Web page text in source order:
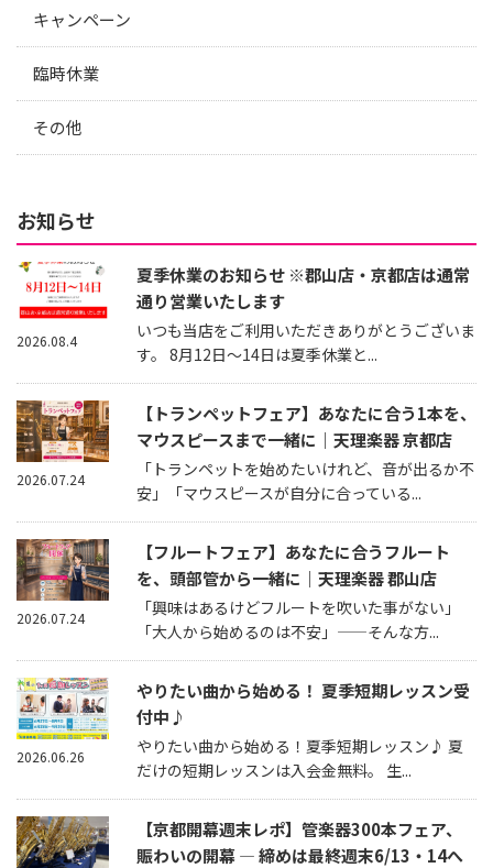
キャンペーン
臨時休業
その他
お知らせ
夏季休業のお知らせ ※郡山店・京都店は通常
通り営業いたします
いつも当店をご利用いただきありがとうございま
す。 8月12日～14日は夏季休業と...
2026.08.4
【トランペットフェア】あなたに合う1本を、
マウスピースまで一緒に｜天理楽器 京都店
「トランペットを始めたいけれど、音が出るか不
安」「マウスピースが自分に合っている...
2026.07.24
【フルートフェア】あなたに合うフルート
を、頭部管から一緒に｜天理楽器 郡山店
「興味はあるけどフルートを吹いた事がない」
「大人から始めるのは不安」——そんな方...
2026.07.24
やりたい曲から始める！ 夏季短期レッスン受
付中♪
やりたい曲から始める！夏季短期レッスン♪ 夏
だけの短期レッスンは入会金無料。 生...
2026.06.26
【京都開幕週末レポ】管楽器300本フェア、
賑わいの開幕 — 締めは最終週末6/13・14へ